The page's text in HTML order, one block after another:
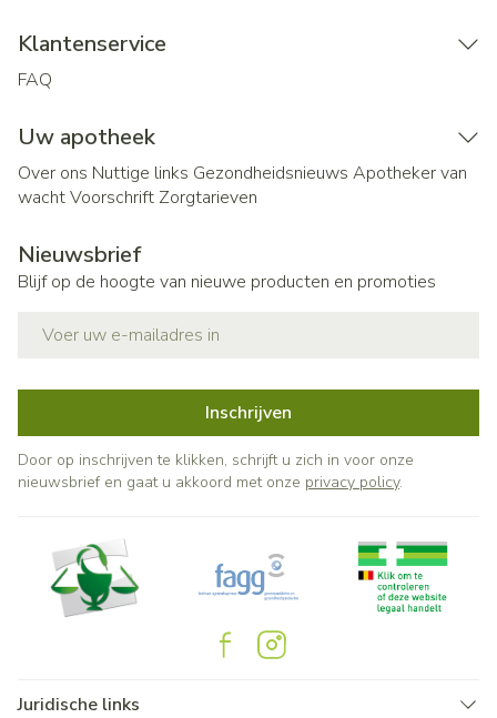
Klantenservice
FAQ
Uw apotheek
Over ons Nuttige links Gezondheidsnieuws Apotheker van
wachtVoorschrift Zorgtarieven
Nieuwsbrief
Blijf op de hoogte van nieuwe producten en promoties
Inschrijven
Door op inschrijven te klikken, schrijft u zich in voor onze
nieuwsbrief en gaat u akkoord met onze privacy policy.
Juridische links